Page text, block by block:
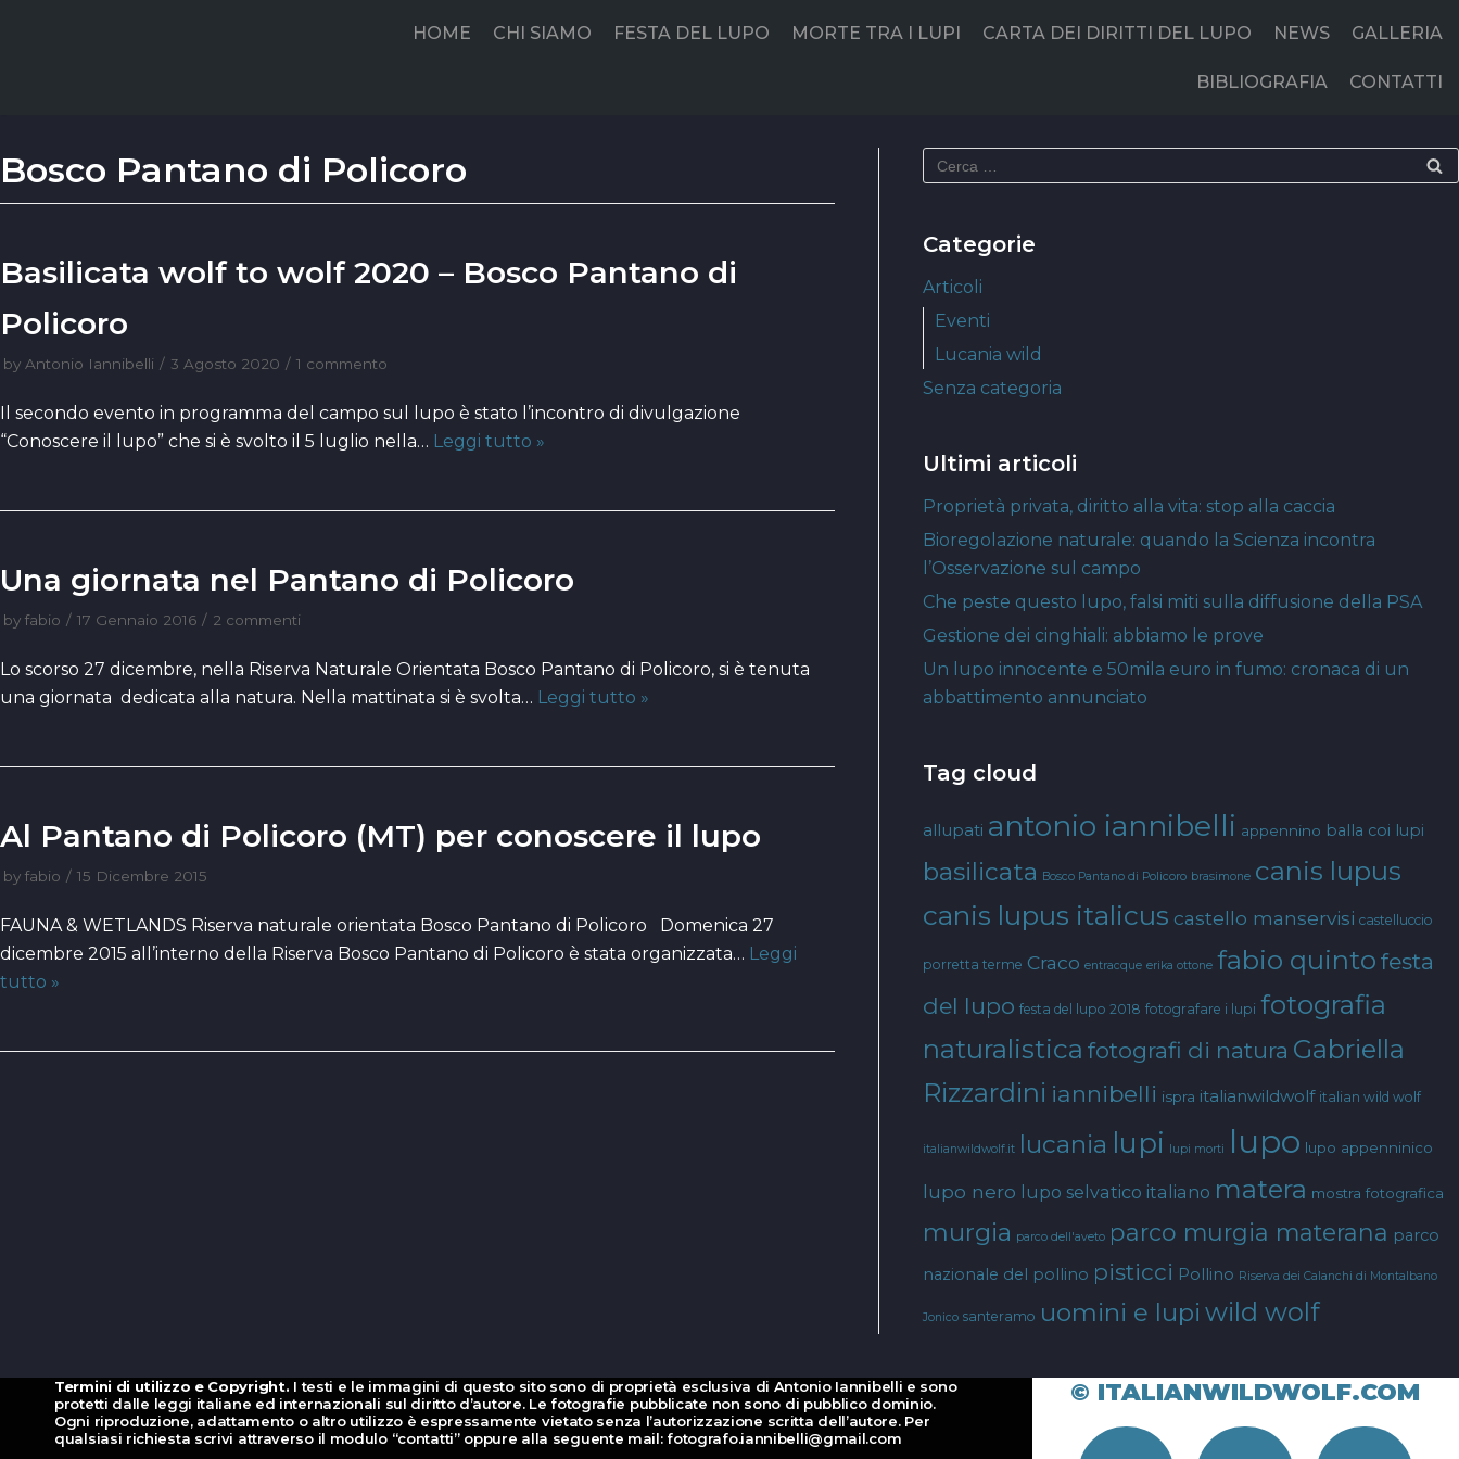
HOME CHI SIAMO FESTA DEL LUPO MORTE TRA I LUPI CARTA DEI DIRITTI DEL LUPO NEWS GALLERIA
BIBLIOGRAFIA CONTATTI
Bosco Pantano di Policoro
Basilicata wolf to wolf 2020 – Bosco Pantano di
Policoro
by Antonio Iannibelli 3 Agosto 2020 1 commento
Il secondo evento in programma del campo sul lupo è stato l’incontro di divulgazione
“Conoscere il lupo” che si è svolto il 5 luglio nella… Leggi tutto »
Una giornata nel Pantano di Policoro
by fabio 17 Gennaio 2016 2 commenti
Lo scorso 27 dicembre, nella Riserva Naturale Orientata Bosco Pantano di Policoro, si è tenuta
una giornata dedicata alla natura. Nella mattinata si è svolta… Leggi tutto »
Al Pantano di Policoro (MT) per conoscere il lupo
by fabio 15 Dicembre 2015
FAUNA & WETLANDS Riserva naturale orientata Bosco Pantano di Policoro Domenica 27
dicembre 2015 all’interno della Riserva Bosco Pantano di Policoro è stata organizzata… Leggi
tutto »
Categorie
Articoli
Eventi
Lucania wild
Senza categoria
Ultimi articoli
Proprietà privata, diritto alla vita: stop alla caccia
Bioregolazione naturale: quando la Scienza incontra
l’Osservazione sul campo
Che peste questo lupo, falsi miti sulla diffusione della PSA
Gestione dei cinghiali: abbiamo le prove
Un lupo innocente e 50mila euro in fumo: cronaca di un
abbattimento annunciato
Tag cloud
allupati antonio iannibelli appennino balla coi lupi
basilicata Bosco Pantano di Policoro brasimone canis lupus
canis lupus italicus castello manservisi castelluccio
porretta terme Craco entracque erika ottone fabio quinto festa
del lupo festa del lupo 2018 fotografare i lupi fotografia
naturalistica fotografi di natura Gabriella
Rizzardini iannibelli ispra italianwildwolf italian wild wolf
italianwildwolf.it lucania lupi lupi morti lupo lupo appenninico
lupo nero lupo selvatico italiano matera mostra fotografica
murgia parco dell'aveto parco murgia materana parco
nazionale del pollino pisticci Pollino Riserva dei Calanchi di Montalbano
Jonico santeramo uomini e lupi wild wolf
Termini di utilizzo e Copyright. I testi e le immagini di questo sito sono di proprietà esclusiva di Antonio Iannibelli e sono
protetti dalle leggi italiane ed internazionali sul diritto d’autore. Le fotografie pubblicate non sono di pubblico dominio.
Ogni riproduzione, adattamento o altro utilizzo è espressamente vietato senza l’autorizzazione scritta dell’autore. Per
qualsiasi richiesta scrivi attraverso il modulo “contatti” oppure alla seguente mail: fotografo.iannibelli@gmail.com
© ITALIANWILDWOLF.COM